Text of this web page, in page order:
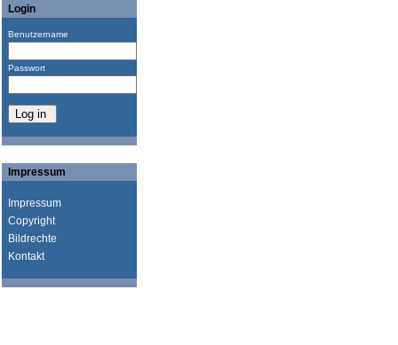
Login
Benutzername
Passwort
Impressum
Impressum
Copyright
Bildrechte
Kontakt